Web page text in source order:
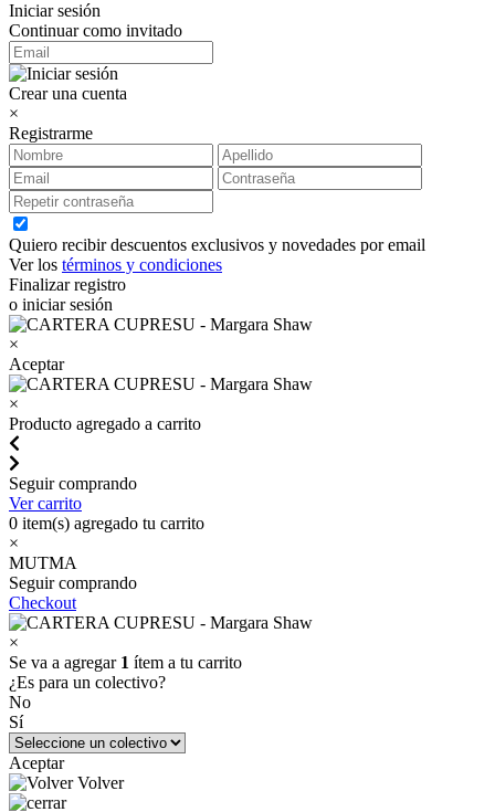
Iniciar sesión
Continuar como invitado
Crear una cuenta
×
Registrarme
Quiero recibir descuentos exclusivos y novedades por email
Ver los términos y condiciones
Finalizar registro
o iniciar sesión
×
Aceptar
×
Producto agregado a carrito
Seguir comprando
Ver carrito
0 item(s) agregado tu carrito
×
MUTMA
Seguir comprando
Checkout
×
Se va a agregar 1 ítem a tu carrito
¿Es para un colectivo?
No
Sí
Aceptar
Volver